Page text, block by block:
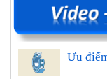
Ưu